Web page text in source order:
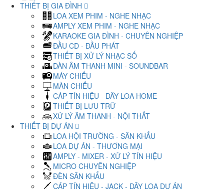
THIẾT BỊ GIA ĐÌNH
LOA XEM PHIM - NGHE NHẠC
AMPLY XEM PHIM - NGHE NHẠC
KARAOKE GIA ĐÌNH - CHUYÊN NGHIỆP
ĐẦU CD - ĐẦU PHÁT
THIẾT BỊ XỬ LÝ NHẠC SỐ
DÀN ÂM THANH MINI - SOUNDBAR
MÁY CHIẾU
MÀN CHIẾU
CÁP TÍN HIỆU - DÂY LOA HOME
THIẾT BỊ LƯU TRỮ
XỬ LÝ ÂM THANH - NỘI THẤT
THIẾT BỊ DỰ ÁN
LOA HỘI TRƯỜNG - SÂN KHẤU
LOA DỰ ÁN - THƯƠNG MẠI
AMPLY - MIXER - XỬ LÝ TÍN HIỆU
MICRO CHUYÊN NGHIỆP
ĐÈN SÂN KHẤU
CÁP TÍN HIỆU - JACK - DÂY LOA DỰ ÁN